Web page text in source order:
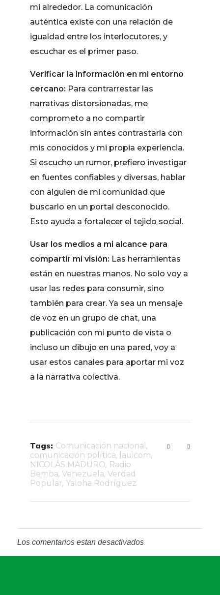
mi alrededor. La comunicación
auténtica existe con una relación de
igualdad entre los interlocutores, y
escuchar es el primer paso.
Verificar la información en mi entorno
cercano: Para contrarrestar las
narrativas distorsionadas, me
comprometo a no compartir
información sin antes contrastarla con
mis conocidos y mi propia experiencia.
Si escucho un rumor, prefiero investigar
en fuentes confiables y diversas, hablar
con alguien de mi comunidad que
buscarlo en un portal desconocido.
Esto ayuda a fortalecer el tejido social.
Usar los medios a mi alcance para
compartir mi visión: Las herramientas
están en nuestras manos. No solo voy a
usar las redes para consumir, sino
también para crear. Ya sea un mensaje
de voz en un grupo de chat, una
publicación con mi punto de vista o
incluso un dibujo en una pared, voy a
usar estos canales para aportar mi voz
a la narrativa colectiva.
Tags: Comunicación nacional,
comunicación política, lauicom,
NICOLÁS MADURO, Radio
Bemba,Venezuela,Verdad
Popular, Yaloha Rodríguez
Los comentarios estan desactivados